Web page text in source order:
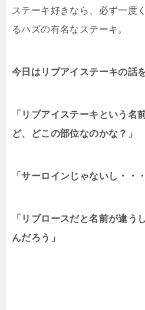
ステーキ好きなら、必ず一度
るハズの有名なステーキ。
今日はリブアイステーキの話
「リブアイステーキという名
ど、どこの部位なのかな？」
「サーロインじゃないし・・
「リブロースだと名前が違う
んだろう」